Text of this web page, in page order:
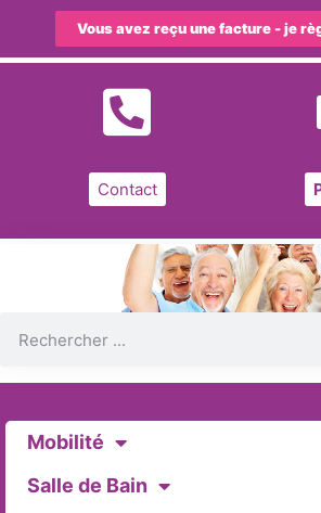
Vous avez reçu une facture - je
Contact
Mobilité
Salle de Bain